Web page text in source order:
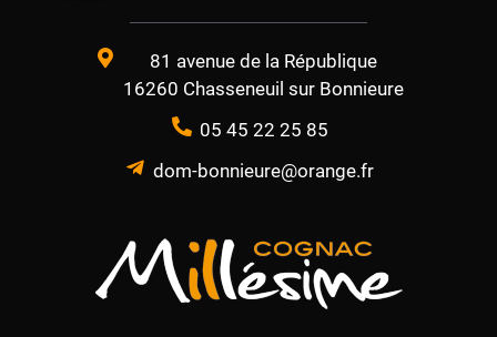
81 avenue de la République
16260 Chasseneuil sur Bonnieure
05 45 22 25 85
dom-bonnieure@orange.fr